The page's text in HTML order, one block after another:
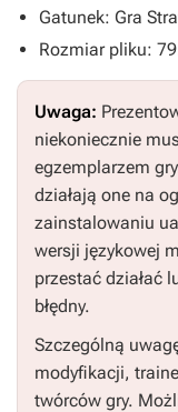
Gatunek: Gra
Rozmiar pliku:
Uwaga:
niekoniecznie
egzemplarzem
działają one na
zainstalowaniu
wersji językowej
przestać działać
błędny.
Szczególną
modyfikacji,
twórców gry.